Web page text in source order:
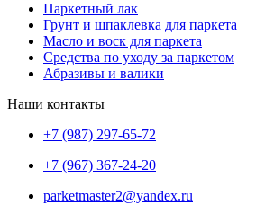
Паркетный лак
Грунт и шпаклевка для паркета
Масло и воск для паркета
Средства по уходу за паркетом
Абразивы и валики
Наши контакты
+7 (987) 297-65-72
+7 (967) 367-24-20
parketmaster2@yandex.ru